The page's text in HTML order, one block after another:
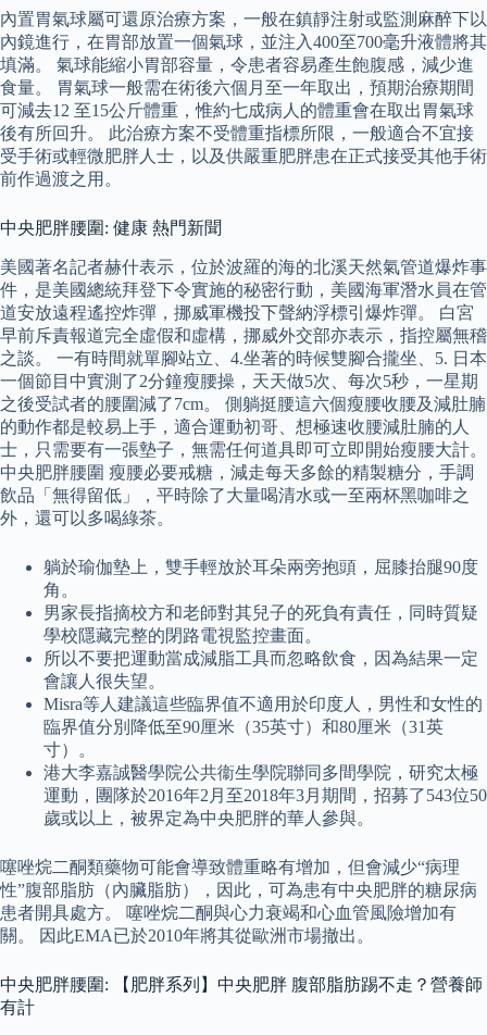
內置胃氣球屬可還原治療方案，一般在鎮靜注射或監測麻醉下以
內鏡進行，在胃部放置一個氣球，並注入400至700毫升液體將其
填滿。 氣球能縮小胃部容量，令患者容易產生飽腹感，減少進
食量。 胃氣球一般需在術後六個月至一年取出，預期治療期間
可減去12 至15公斤體重，惟約七成病人的體重會在取出胃氣球
後有所回升。 此治療方案不受體重指標所限，一般適合不宜接
受手術或輕微肥胖人士，以及供嚴重肥胖患在正式接受其他手術
前作過渡之用。
中央肥胖腰圍: 健康 熱門新聞
美國著名記者赫什表示，位於波羅的海的北溪天然氣管道爆炸事
件，是美國總統拜登下令實施的秘密行動，美國海軍潛水員在管
道安放遠程遙控炸彈，挪威軍機投下聲納浮標引爆炸彈。 白宮
早前斥責報道完全虛假和虛構，挪威外交部亦表示，指控屬無稽
之談。 一有時間就單腳站立、4.坐著的時候雙腳合攏坐、5. 日本
一個節目中實測了2分鐘瘦腰操，天天做5次、每次5秒，一星期
之後受試者的腰圍減了7cm。 側躺挺腰這六個瘦腰收腰及減肚腩
的動作都是較易上手，適合運動初哥、想極速收腰減肚腩的人
士，只需要有一張墊子，無需任何道具即可立即開始瘦腰大計。
中央肥胖腰圍 瘦腰必要戒糖，減走每天多餘的精製糖分，手調
飲品「無得留低」，平時除了大量喝清水或一至兩杯黑咖啡之
外，還可以多喝綠茶。
躺於瑜伽墊上，雙手輕放於耳朵兩旁抱頭，屈膝抬腿90度
角。
男家長指摘校方和老師對其兒子的死負有責任，同時質疑
學校隱藏完整的閉路電視監控畫面。
所以不要把運動當成減脂工具而忽略飲食，因為結果一定
會讓人很失望。
Misra等人建議這些臨界值不適用於印度人，男性和女性的
臨界值分別降低至90厘米（35英寸）和80厘米（31英
寸）。
港大李嘉誠醫學院公共衞生學院聯同多間學院，研究太極
運動，團隊於2016年2月至2018年3月期間，招募了543位50
歲或以上，被界定為中央肥胖的華人參與。
噻唑烷二酮類藥物可能會導致體重略有增加，但會減少“病理
性”腹部脂肪（內臟脂肪），因此，可為患有中央肥胖的糖尿病
患者開具處方。 噻唑烷二酮與心力衰竭和心血管風險增加有
關。 因此EMA已於2010年將其從歐洲市場撤出。
中央肥胖腰圍: 【肥胖系列】中央肥胖 腹部脂肪踢不走？營養師
有計